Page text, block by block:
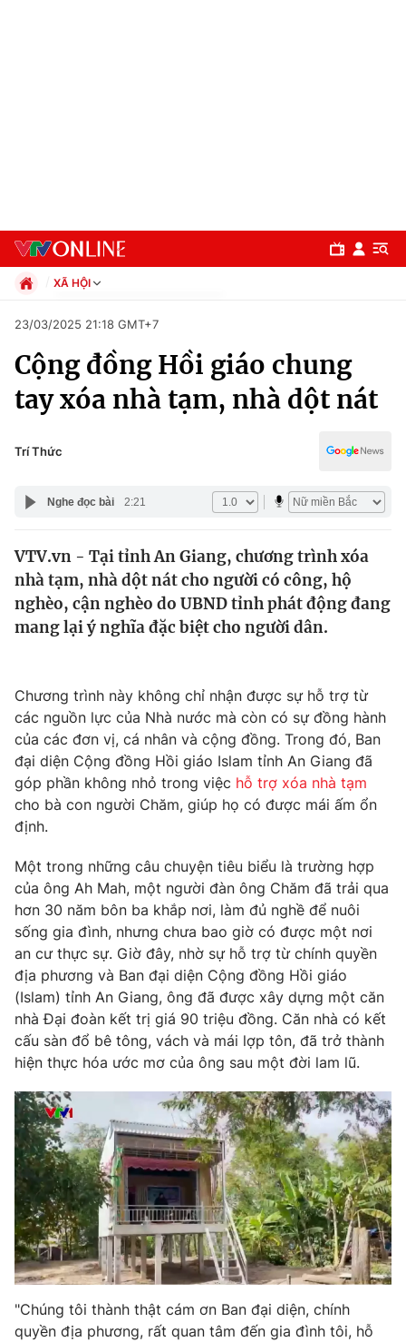
Chuyên mục
Chính trị
Y tế
Thế giới
Thế giới đó đây
Câu chuyện quốc tế
Tài chính
Thị trường
Góc doanh nghiệp
Dữ liệu và đời sống
Truyền hình
Phim VTV
Nhân vật
Khán giả
Giải sao mai
Giải trí
Điện ảnh
Âm nhạc
Sao
Đời sống
Du lịch
Làm đẹp
Chất lượng cuộc sống
Giáo dục
Tuyển sinh
Học trực tuyến
Công nghệ
Hitech Công nghệ tương lai
Sản phẩm
Thị trường
Tư vấn
Giao lưu trực tuyến
Lịch phát sóng
Chuyên mục khác
Emagazine Podcast
Photo Infographic
Video Shorts video
XÃ HỘI
Xã hội
Pháp luật
Kinh tế
Thể thao
Văn hóa - Giải trí
Đời sống
Giáo dục
23/03/2025 21:18 GMT+7
Cộng đồng Hồi giáo chung
tay xóa nhà tạm, nhà dột nát
Trí Thức
Nghe đọc bài 2:21
VTV.vn - Tại tỉnh An Giang, chương trình xóa
nhà tạm, nhà dột nát cho người có công, hộ
nghèo, cận nghèo do UBND tỉnh phát động đang
mang lại ý nghĩa đặc biệt cho người dân.
Chương trình này không chỉ nhận được sự hỗ trợ từ
các nguồn lực của Nhà nước mà còn có sự đồng hành
của các đơn vị, cá nhân và cộng đồng. Trong đó, Ban
đại diện Cộng đồng Hồi giáo Islam tỉnh An Giang đã
góp phần không nhỏ trong việc hỗ trợ xóa nhà tạm
cho bà con người Chăm, giúp họ có được mái ấm ổn
định.
Một trong những câu chuyện tiêu biểu là trường hợp
của ông Ah Mah, một người đàn ông Chăm đã trải qua
hơn 30 năm bôn ba khắp nơi, làm đủ nghề để nuôi
sống gia đình, nhưng chưa bao giờ có được một nơi
an cư thực sự. Giờ đây, nhờ sự hỗ trợ từ chính quyền
địa phương và Ban đại diện Cộng đồng Hồi giáo
(Islam) tỉnh An Giang, ông đã được xây dựng một căn
nhà Đại đoàn kết trị giá 90 triệu đồng. Căn nhà có kết
cấu sàn đổ bê tông, vách và mái lợp tôn, đã trở thành
hiện thực hóa ước mơ của ông sau một đời lam lũ.
"Chúng tôi thành thật cám ơn Ban đại diện, chính
quyền địa phương, rất quan tâm đến gia đình tôi, hỗ